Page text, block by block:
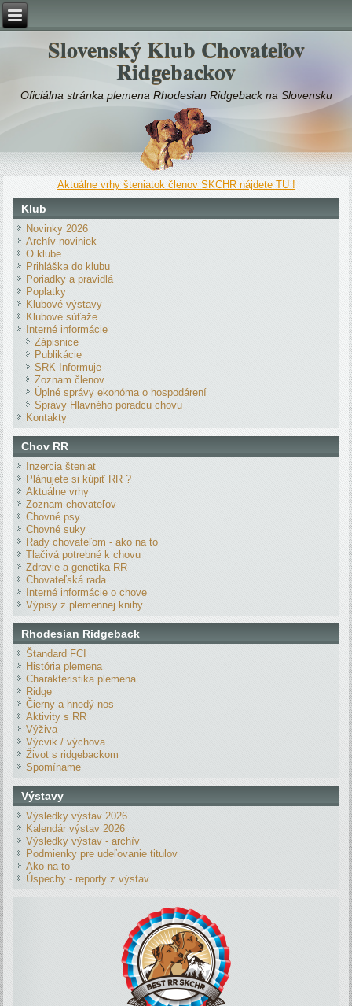
Slovenský Klub Chovateľov
Ridgebackov
Oficiálna stránka plemena Rhodesian Ridgeback na Slovensku
Aktuálne vrhy šteniatok členov SKCHR nájdete TU !
Klub
Novinky 2026
Archív noviniek
O klube
Prihláška do klubu
Poriadky a pravidlá
Poplatky
Klubové výstavy
Klubové súťaže
Interné informácie
Zápisnice
Publikácie
SRK Informuje
Zoznam členov
Úplné správy ekonóma o hospodárení
Správy Hlavného poradcu chovu
Kontakty
Chov RR
Inzercia šteniat
Plánujete si kúpiť RR ?
Aktuálne vrhy
Zoznam chovateľov
Chovné psy
Chovné suky
Rady chovateľom - ako na to
Tlačivá potrebné k chovu
Zdravie a genetika RR
Chovateľská rada
Interné informácie o chove
Výpisy z plemennej knihy
Rhodesian Ridgeback
Štandard FCI
História plemena
Charakteristika plemena
Ridge
Čierny a hnedý nos
Aktivity s RR
Výživa
Výcvik / výchova
Život s ridgebackom
Spomíname
Výstavy
Výsledky výstav 2026
Kalendár výstav 2026
Výsledky výstav - archív
Podmienky pre udeľovanie titulov
Ako na to
Úspechy - reporty z výstav